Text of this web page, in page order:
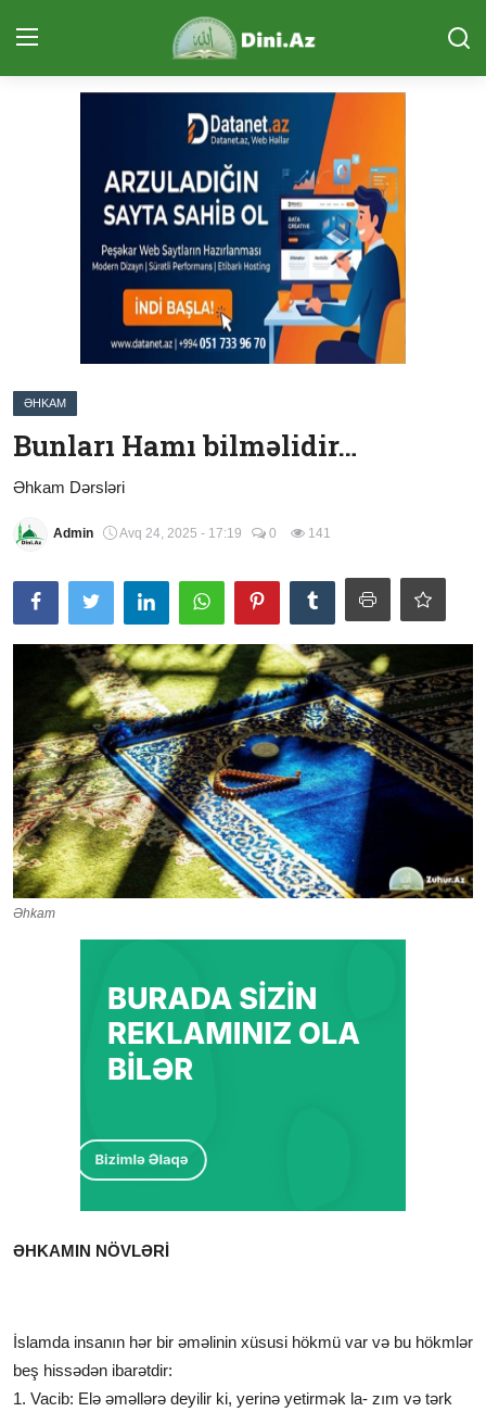
Qeydiyyat
Ana Səhifə
Qurani Kərim
Ünsiyyət (ÇAT)
Məqalələr
Digər
Namaz
Əhkam
Qalereya
ƏHKAM
Bunları Hamı bilməlidir…
Əhkam Dərsləri
Admin Avq 24, 2025 - 17:19 0 141
Əhkam
ƏHKAMIN NÖVLƏRİ
İslamda insanın hər bir əməlinin xüsusi hökmü var və bu hökmlər
beş hissədən ibarətdir:
1. Vacib: Elə əməllərə deyilir ki, yerinə yetirmək la- zım və tərk